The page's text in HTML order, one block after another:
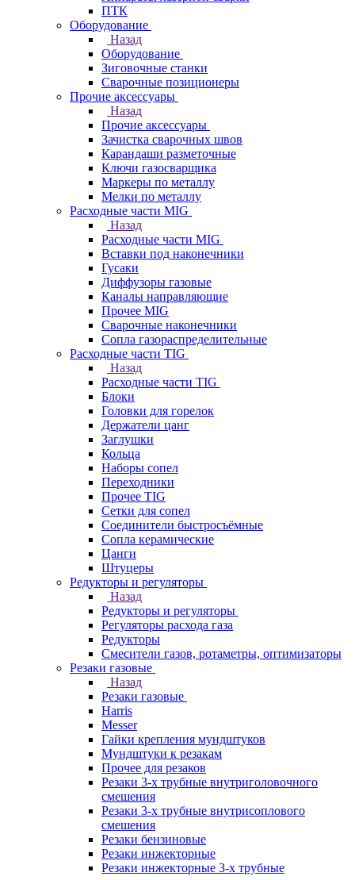
ПТК
Оборудование
Назад
Оборудование
Зиговочные станки
Сварочные позиционеры
Прочие аксессуары
Назад
Прочие аксессуары
Зачистка сварочных швов
Карандаши разметочные
Ключи газосварщика
Маркеры по металлу
Мелки по металлу
Расходные части MIG
Назад
Расходные части MIG
Вставки под наконечники
Гусаки
Диффузоры газовые
Каналы направляющие
Прочее MIG
Сварочные наконечники
Сопла газораспределительные
Расходные части TIG
Назад
Расходные части TIG
Блоки
Головки для горелок
Держатели цанг
Заглушки
Кольца
Наборы сопел
Переходники
Прочее TIG
Сетки для сопел
Соединители быстросъёмные
Сопла керамические
Цанги
Штуцеры
Редукторы и регуляторы
Назад
Редукторы и регуляторы
Регуляторы расхода газа
Редукторы
Смесители газов, ротаметры, оптимизаторы
Резаки газовые
Назад
Резаки газовые
Harris
Messer
Гайки крепления мундштуков
Мундштуки к резакам
Прочее для резаков
Резаки 3-х трубные внутриголовочного
смешения
Резаки 3-х трубные внутрисоплового
смешения
Резаки бензиновые
Резаки инжекторные
Резаки инжекторные 3-х трубные